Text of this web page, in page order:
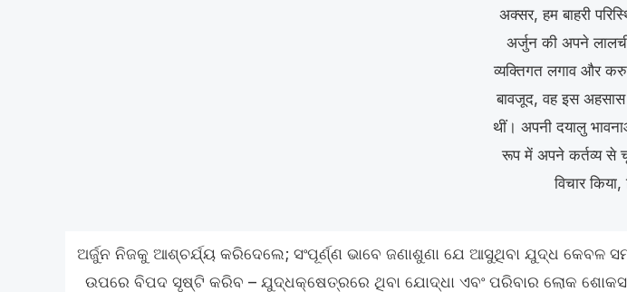
अक्सर, हम बाहरी
अर्जुन की अपने
व्यक्तिगत लगाव और
बावजूद, वह इस अहसास
थीं। अपनी दयालु
रूप में अपने कर्तव्य से
विचार
ଅର୍ଜୁନ ନିଜକୁ ଆଶ୍ଚର୍ଯ୍ୟ କରିଦେଲେ; ସଂପୂର୍ଣ୍ଣ ଭାବେ ଜଣାଶୁଣା ଯେ ଆସୁଥିବା ଯୁଦ୍ଧ କେବଳ
ଉପରେ ବିପଦ ସୃଷ୍ଟି କରିବ – ଯୁଦ୍ଧକ୍ଷେତ୍ରରେ ଥିବା ଯୋଦ୍ଧା ଏବଂ ପରିବାର ଲୋକ